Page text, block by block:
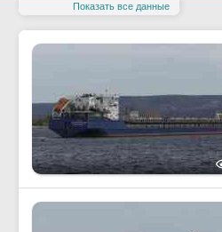
Показать все данные